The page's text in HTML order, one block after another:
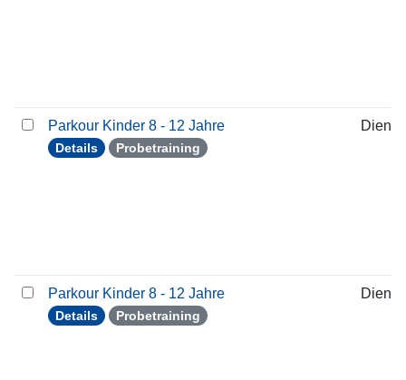
Parkour Kinder 8 - 12 Jahre
Details Probetraining
Parkour Kinder 8 - 12 Jahre
Details Probetraining